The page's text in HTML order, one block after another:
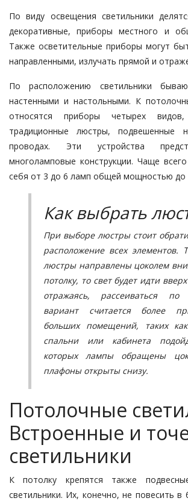
По виду освещения светильники
декоративные, приборы местного и
Также осветительные приборы могут
направленными, излучать прямой и
По расположению светильники
настенными и настольными. К
относятся приборы четырех
традиционные люстры, подвешенные
проводах. Эти устройства
многоламповые конструкции. Чаще
себя от 3 до 6 ламп общей мощностью до
Как выбрать
При выборе люстры стоит
расположение всех элементов.
люстры направлены цоколем
потолку, то свет будет идти
отражаясь, рассеиваться по
вариант считается более
больших помещений, таких
спальни или кабинета
которых лампы обращены
плафоны открыты снизу.
Потолочные
Встроенные и
светильники
К потолку крепятся также
светильники. Их, конечно, не повесить